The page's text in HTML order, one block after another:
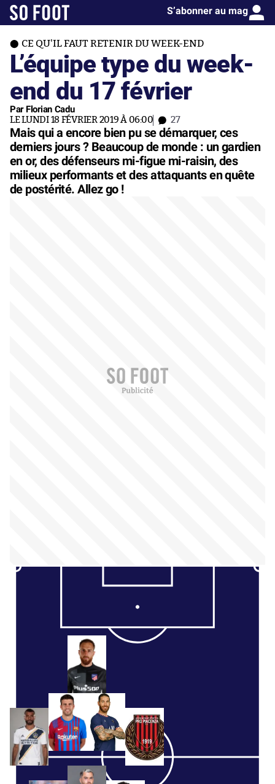
S’abonner au mag
CE QU'IL FAUT RETENIR DU WEEK-END
L’équipe type du week-
end du 17 février
Par Florian Cadu
LE LUNDI 18 FÉVRIER 2019 À 06:00 27
Mais qui a encore bien pu se démarquer, ces
derniers jours ? Beaucoup de monde : un gardien
en or, des défenseurs mi-figue mi-raisin, des
milieux performants et des attaquants en quête
de postérité. Allez go !